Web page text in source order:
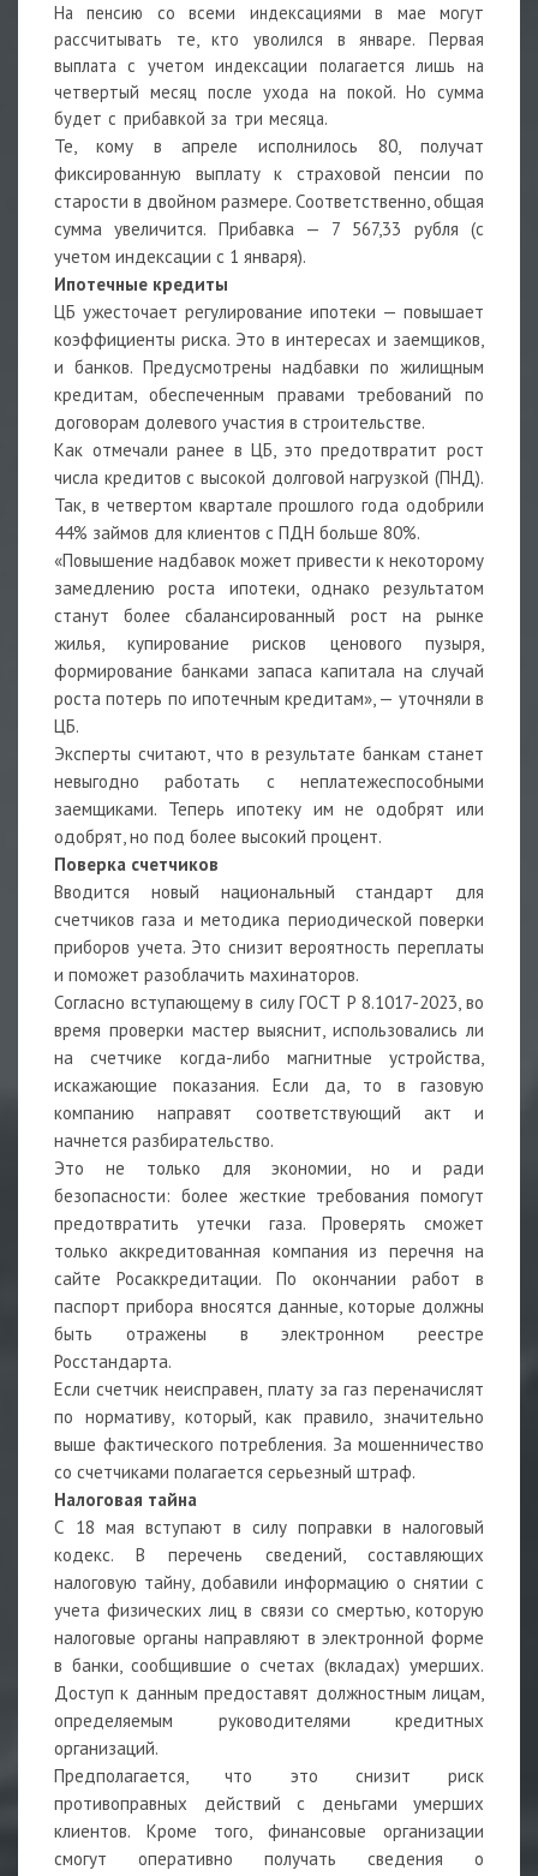
На пенсию со всеми индексациями в мае могут
рассчитывать те, кто уволился в январе. Первая
выплата с учетом индексации полагается лишь на
четвертый месяц после ухода на покой. Но сумма
будет с прибавкой за три месяца.
Те, кому в апреле исполнилось 80, получат
фиксированную выплату к страховой пенсии по
старости в двойном размере. Соответственно, общая
сумма увеличится. Прибавка — 7 567,33 рубля (с
учетом индексации с 1 января).
Ипотечные кредиты
ЦБ ужесточает регулирование ипотеки — повышает
коэффициенты риска. Это в интересах и заемщиков,
и банков. Предусмотрены надбавки по жилищным
кредитам, обеспеченным правами требований по
договорам долевого участия в строительстве.
Как отмечали ранее в ЦБ, это предотвратит рост
числа кредитов с высокой долговой нагрузкой (ПНД).
Так, в четвертом квартале прошлого года одобрили
44% займов для клиентов с ПДН больше 80%.
«Повышение надбавок может привести к некоторому
замедлению роста ипотеки, однако результатом
станут более сбалансированный рост на рынке
жилья, купирование рисков ценового пузыря,
формирование банками запаса капитала на случай
роста потерь по ипотечным кредитам», — уточняли в
ЦБ.
Эксперты считают, что в результате банкам станет
невыгодно работать с неплатежеспособными
заемщиками. Теперь ипотеку им не одобрят или
одобрят, но под более высокий процент.
Поверка счетчиков
Вводится новый национальный стандарт для
счетчиков газа и методика периодической поверки
приборов учета. Это снизит вероятность переплаты
и поможет разоблачить махинаторов.
Согласно вступающему в силу ГОСТ Р 8.1017-2023, во
время проверки мастер выяснит, использовались ли
на счетчике когда-либо магнитные устройства,
искажающие показания. Если да, то в газовую
компанию направят соответствующий акт и
начнется разбирательство.
Это не только для экономии, но и ради
безопасности: более жесткие требования помогут
предотвратить утечки газа. Проверять сможет
только аккредитованная компания из перечня на
сайте Росаккредитации. По окончании работ в
паспорт прибора вносятся данные, которые должны
быть отражены в электронном реестре
Росстандарта.
Если счетчик неисправен, плату за газ переначислят
по нормативу, который, как правило, значительно
выше фактического потребления. За мошенничество
со счетчиками полагается серьезный штраф.
Налоговая тайна
С 18 мая вступают в силу поправки в налоговый
кодекс. В перечень сведений, составляющих
налоговую тайну, добавили информацию о снятии с
учета физических лиц в связи со смертью, которую
налоговые органы направляют в электронной форме
в банки, сообщившие о счетах (вкладах) умерших.
Доступ к данным предоставят должностным лицам,
определяемым руководителями кредитных
организаций.
Предполагается, что это снизит риск
противоправных действий с деньгами умерших
клиентов. Кроме того, финансовые организации
смогут оперативно получать сведения о